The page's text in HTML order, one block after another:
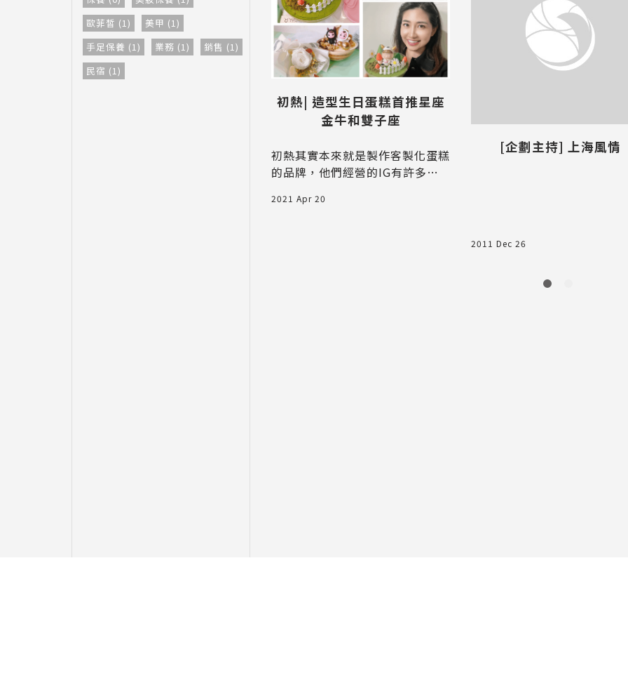
歐菲皙 (1)
美甲 (1)
手足保養 (1)
業務 (1)
銷售 (1)
民宿 (1)
初熱| 造型生日蛋糕首推星座
金牛和雙子座
初熱其實本來就是製作客製化蛋糕
的品牌，他們經營的IG有許多可
流派，這次他們新推出星座蛋糕，
2021 Apr 20
[企劃主持] 上海風情
2011 Dec 26